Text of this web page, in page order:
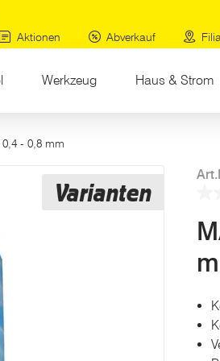
Aktionen
Abverkauf
Werkzeug Haus & Strom
- 0,8 mm
Varianten
Link
auf